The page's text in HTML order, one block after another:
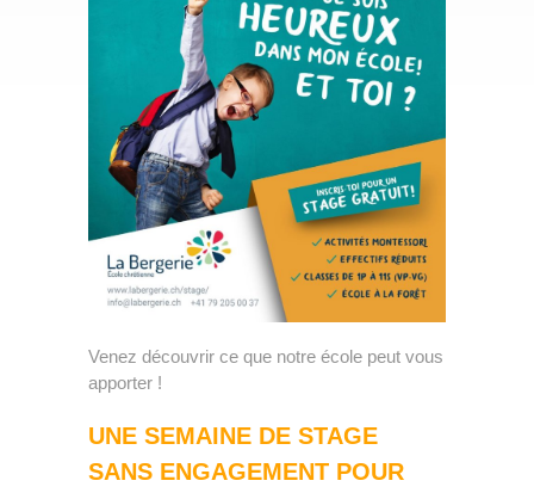
Partenaires
Nos classes »
Nos points forts
Spectacles et camps
Travaux de nos élèves
Stage
Écolage
Emploi
Venez découvrir ce que notre école peut vous
apporter !
UNE SEMAINE DE STAGE
SANS ENGAGEMENT POUR